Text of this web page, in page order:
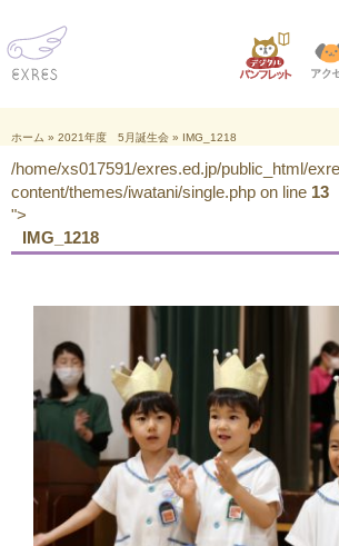
ホーム » 2021年度 5月誕生会 » IMG_1218
/home/xs017591/exres.ed.jp/public_html/
content/themes/iwatani/single.php on line 13
">
IMG_1218